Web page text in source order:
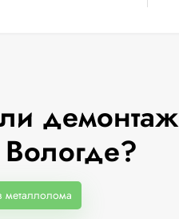
демонтаж
металлолома